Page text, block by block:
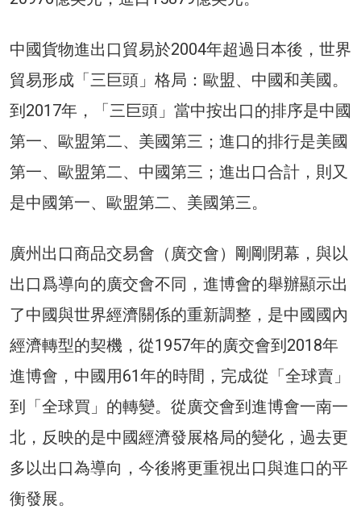
中國貨物進出口貿易於2004年超過日本後，世界
貿易形成「三巨頭」格局：歐盟、中國和美國。
到2017年，「三巨頭」當中按出口的排序是中國
第一、歐盟第二、美國第三；進口的排行是美國
第一、歐盟第二、中國第三；進出口合計，則又
是中國第一、歐盟第二、美國第三。
廣州出口商品交易會（廣交會）剛剛閉幕，與以
出口爲導向的廣交會不同，進博會的舉辦顯示出
了中國與世界經濟關係的重新調整，是中國國內
經濟轉型的契機，從1957年的廣交會到2018年
進博會，中國用61年的時間，完成從「全球賣」
到「全球買」的轉變。從廣交會到進博會一南一
北，反映的是中國經濟發展格局的變化，過去更
多以出口為導向，今後將更重視出口與進口的平
衡發展。